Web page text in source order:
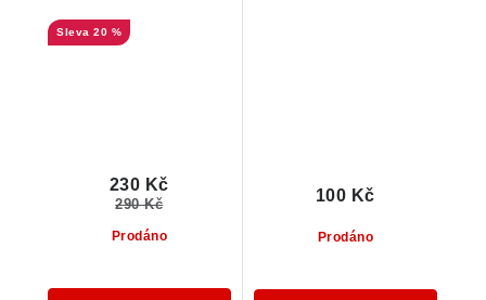
20 %
Prodáno
230 Kč
290 Kč
Prodáno
100 Kč